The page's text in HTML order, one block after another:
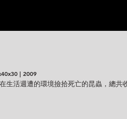
| 2009
生活週遭的環境撿拾死亡的昆蟲，總